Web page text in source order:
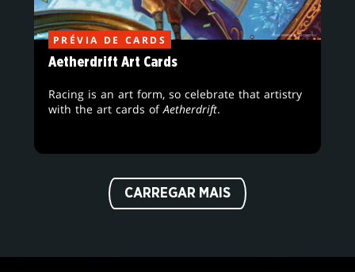
PRÉVIA DE CARDS
Aetherdrift Art Cards
Racing is an art form, so celebrate that artistry
with the art cards of Aetherdrift.
CARREGAR MAIS